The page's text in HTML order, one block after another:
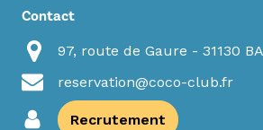
Contact
97, route de Gaure - 31130
reservation@coco-club.fr
Recrutement